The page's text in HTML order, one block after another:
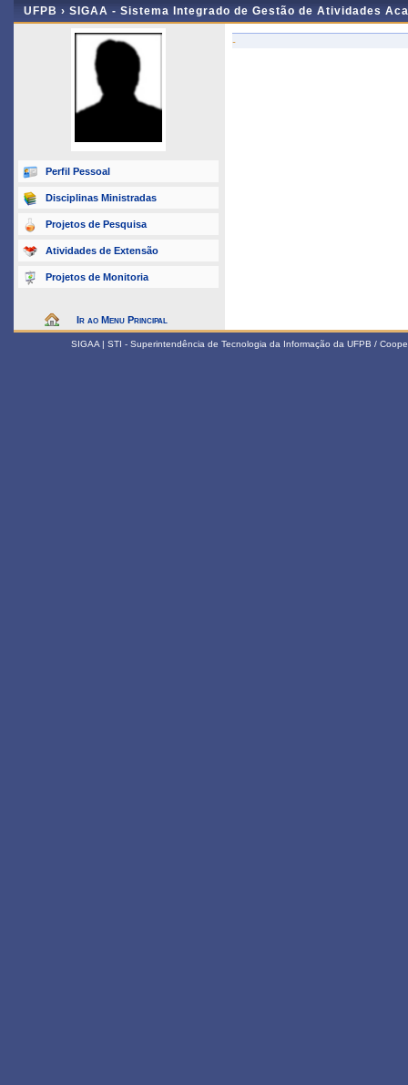
UFPB › SIGAA - Sistema Integrado de Gestão de Atividades
Perfil Pessoal
Disciplinas Ministradas
Projetos de Pesquisa
Atividades de Extensão
Projetos de Monitoria
Ir ao Menu Principal
-
SIGAA | STI - Superintendência de Tecnologia da Informação da UFPB /